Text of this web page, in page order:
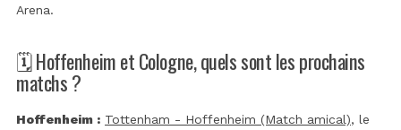
Arena.
🗓️ Hoffenheim et Cologne, quels sont les prochains
matchs ?
Hoffenheim : Tottenham - Hoffenheim (Match amical), le